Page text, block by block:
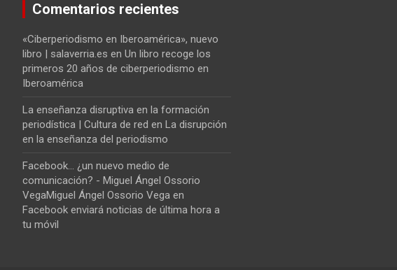
Comentarios recientes
«Ciberperiodismo en Iberoamérica», nuevo
libro | salaverria.es en Un libro recoge los
primeros 20 años de ciberperiodismo en
Iberoamérica
La enseñanza disruptiva en la formación
periodística | Cultura de red en La disrupción
en la enseñanza del periodismo
Facebook... ¿un nuevo medio de
comunicación? - Miguel Ángel Ossorio
VegaMiguel Ángel Ossorio Vega en
Facebook enviará noticias de última hora a
tu móvil